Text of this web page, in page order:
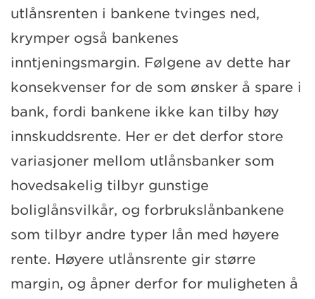
utlånsrenten i bankene tvinges ned,
krymper også bankenes
inntjeningsmargin. Følgene av dette har
konsekvenser for de som ønsker å spare i
bank, fordi bankene ikke kan tilby høy
innskuddsrente. Her er det derfor store
variasjoner mellom utlånsbanker som
hovedsakelig tilbyr gunstige
boliglånsvilkår, og forbrukslånbankene
som tilbyr andre typer lån med høyere
rente. Høyere utlånsrente gir større
margin, og åpner derfor for muligheten å